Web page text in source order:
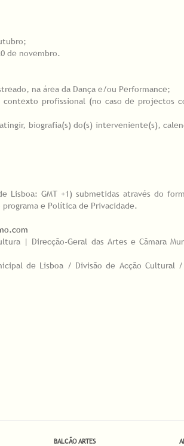
de novembro.
na área da Dança e/ou Performance;
profissional (no caso de projectos
biografia(s) do(s) interveniente(s),
Lisboa: GMT +1) submetidas através do
e Política de Privacidade.
| Direcção-Geral das Artes e Câmara
de Lisboa / Divisão de Acção Cultural
BALCÃO ARTES